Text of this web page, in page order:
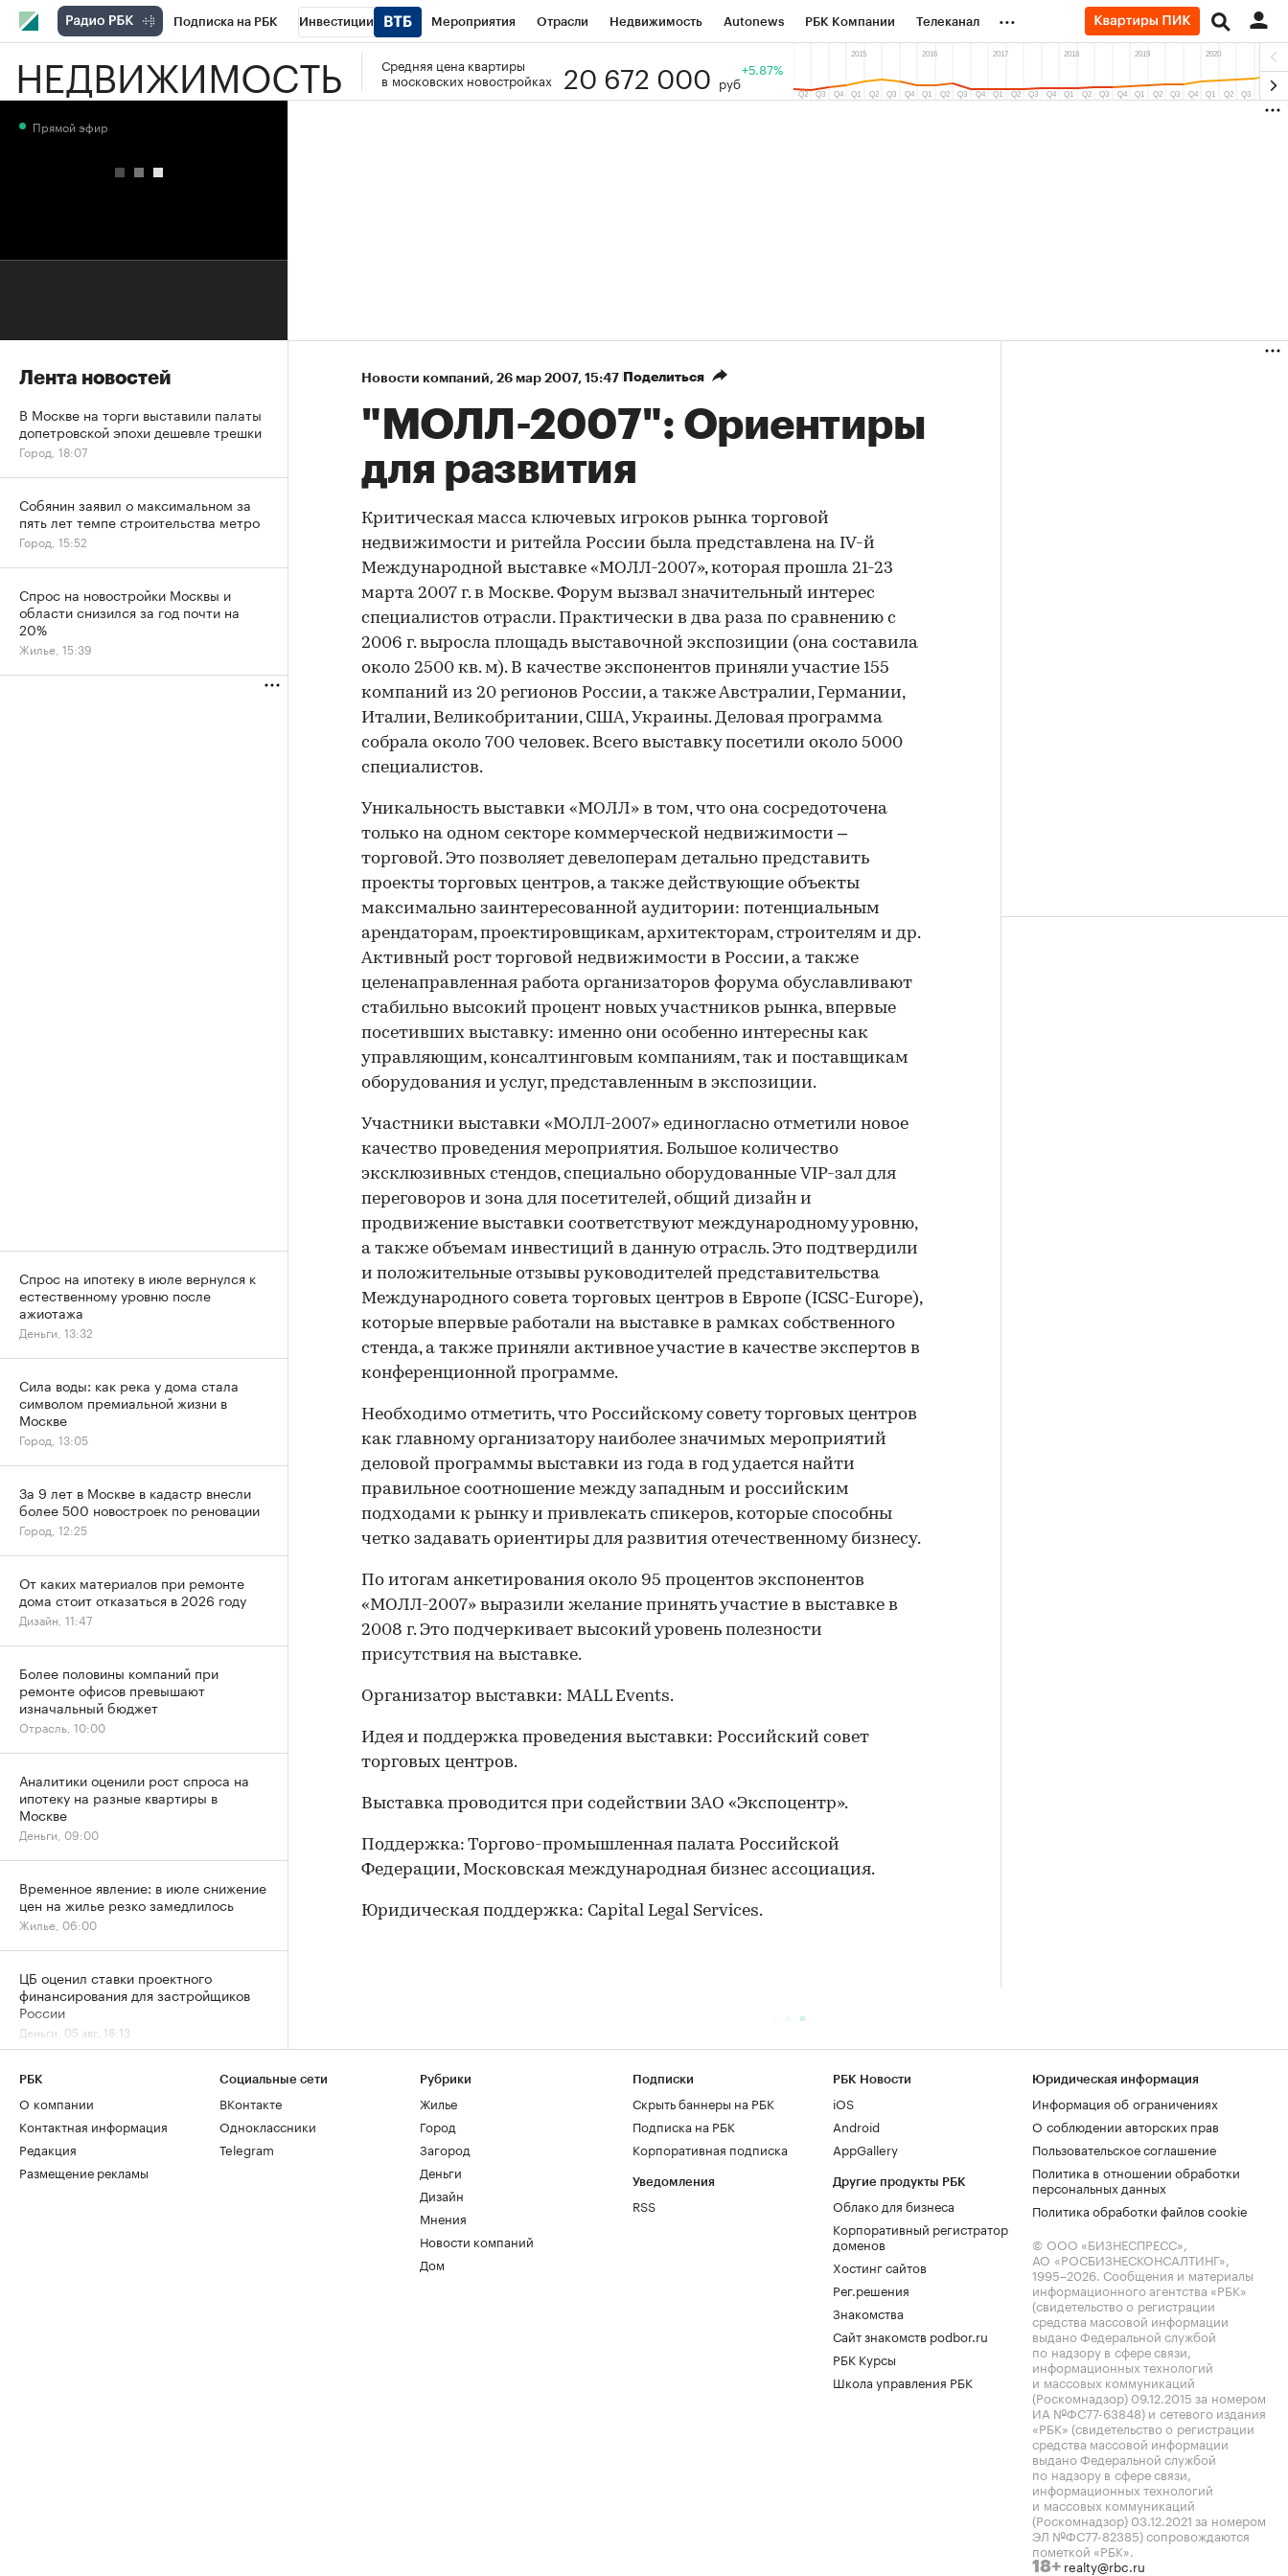
Подписка на РБК Инвестиции Мероприятия Отрасли Недвижимость Autonews РБК Компании Телеканал
РБК Вино Спорт Школа управления РБК РБК Образование Тренды
...
НЕДВИЖИМОСТЬ
Средняя цена квартиры
в московских новостройках
20 672 000 руб
+5.87%
Новости компаний⁠, 26 мар 2007, 15:47 Поделиться
"МОЛЛ-2007": Ориентиры
для развития
Критическая масса ключевых игроков рынка торговой
недвижимости и ритейла России была представлена на IV-й
Международной выставке «МОЛЛ-2007», которая прошла 21-23
марта 2007 г. в Москве. Форум вызвал значительный интерес
специалистов отрасли. Практически в два раза по сравнению с
2006 г. выросла площадь выставочной экспозиции (она составила
около 2500 кв. м). В качестве экспонентов приняли участие 155
компаний из 20 регионов России, а также Австралии, Германии,
Италии, Великобритании, США, Украины. Деловая программа
собрала около 700 человек. Всего выставку посетили около 5000
специалистов.
Уникальность выставки «МОЛЛ» в том, что она сосредоточена
только на одном секторе коммерческой недвижимости –
торговой. Это позволяет девелоперам детально представить
проекты торговых центров, а также действующие объекты
максимально заинтересованной аудитории: потенциальным
арендаторам, проектировщикам, архитекторам, строителям и др.
Активный рост торговой недвижимости в России, а также
целенаправленная работа организаторов форума обуславливают
стабильно высокий процент новых участников рынка, впервые
посетивших выставку: именно они особенно интересны как
управляющим, консалтинговым компаниям, так и поставщикам
оборудования и услуг, представленным в экспозиции.
Участники выставки «МОЛЛ-2007» единогласно отметили новое
качество проведения мероприятия. Большое количество
эксклюзивных стендов, специально оборудованные VIP-зал для
переговоров и зона для посетителей, общий дизайн и
продвижение выставки соответствуют международному уровню,
а также объемам инвестиций в данную отрасль. Это подтвердили
и положительные отзывы руководителей представительства
Международного совета торговых центров в Европе (ICSC-Europe),
которые впервые работали на выставке в рамках собственного
стенда, а также приняли активное участие в качестве экспертов в
конференционной программе.
Необходимо отметить, что Российскому совету торговых центров
как главному организатору наиболее значимых мероприятий
деловой программы выставки из года в год удается найти
правильное соотношение между западным и российским
подходами к рынку и привлекать спикеров, которые способны
четко задавать ориентиры для развития отечественному бизнесу.
По итогам анкетирования около 95 процентов экспонентов
«МОЛЛ-2007» выразили желание принять участие в выставке в
2008 г. Это подчеркивает высокий уровень полезности
присутствия на выставке.
Организатор выставки: MALL Events.
Идея и поддержка проведения выставки: Российский совет
торговых центров.
Выставка проводится при содействии ЗАО «Экспоцентр».
Поддержка: Торгово-промышленная палата Российской
Федерации, Московская международная бизнес ассоциация.
Юридическая поддержка: Capital Legal Services.
Прямой эфир
Лента новостей
В Москве на торги выставили палаты
допетровской эпохи дешевле трешки
Город, 18:07
Собянин заявил о максимальном за
пять лет темпе строительства метро
Город, 15:52
Спрос на новостройки Москвы и
области снизился за год почти на
20%
Жилье, 15:39
Спрос на ипотеку в июле вернулся к
естественному уровню после
ажиотажа
Деньги, 13:32
Сила воды: как река у дома стала
символом премиальной жизни в
Москве
Город, 13:05
За 9 лет в Москве в кадастр внесли
более 500 новостроек по реновации
Город, 12:25
От каких материалов при ремонте
дома стоит отказаться в 2026 году
Дизайн, 11:47
Более половины компаний при
ремонте офисов превышают
изначальный бюджет
Отрасль, 10:00
Аналитики оценили рост спроса на
ипотеку на разные квартиры в
Москве
Деньги, 09:00
Временное явление: в июле снижение
цен на жилье резко замедлилось
Жилье, 06:00
ЦБ оценил ставки проектного
финансирования для застройщиков
России
Деньги, 05 авг, 18:13
«Домклик» отметил
перераспределение ипотечного
спроса в сторону вторички
Деньги, 05 авг, 15:13
РБК
О компании
Контактная информация
Редакция
Размещение рекламы
Социальные сети
ВКонтакте
Одноклассники
Telegram
Рубрики
Жилье
Город
Загород
Деньги
Дизайн
Мнения
Новости компаний
Дом
Подписки
Скрыть баннеры на РБК
Подписка на РБК
Корпоративная подписка
Уведомления
RSS
РБК Новости
iOS
Android
AppGallery
Другие продукты РБК
Облако для бизнеса
Корпоративный регистратор
доменов
Хостинг сайтов
Рег.решения
Знакомства
Сайт знакомств podbor.ru
РБК Курсы
Школа управления РБК
Юридическая информация
Информация об ограничениях
О соблюдении авторских прав
Пользовательское соглашение
Политика в отношении обработки
персональных данных
Политика обработки файлов cookie
© ООО «БИЗНЕСПРЕСС»,
АО «РОСБИЗНЕСКОНСАЛТИНГ»,
1995–2026. Сообщения и материалы
информационного агентства «РБК»
(свидетельство о регистрации
средства массовой информации
выдано Федеральной службой
по надзору в сфере связи,
информационных технологий
и массовых коммуникаций
(Роскомнадзор) 09.12.2015 за номером
ИА №ФС77-63848) и сетевого издания
«РБК» (свидетельство о регистрации
средства массовой информации
выдано Федеральной службой
по надзору в сфере связи,
информационных технологий
и массовых коммуникаций
(Роскомнадзор) 03.12.2021 за номером
ЭЛ №ФС77-82385) сопровождаются
пометкой «РБК».
18+ realty@rbc.ru